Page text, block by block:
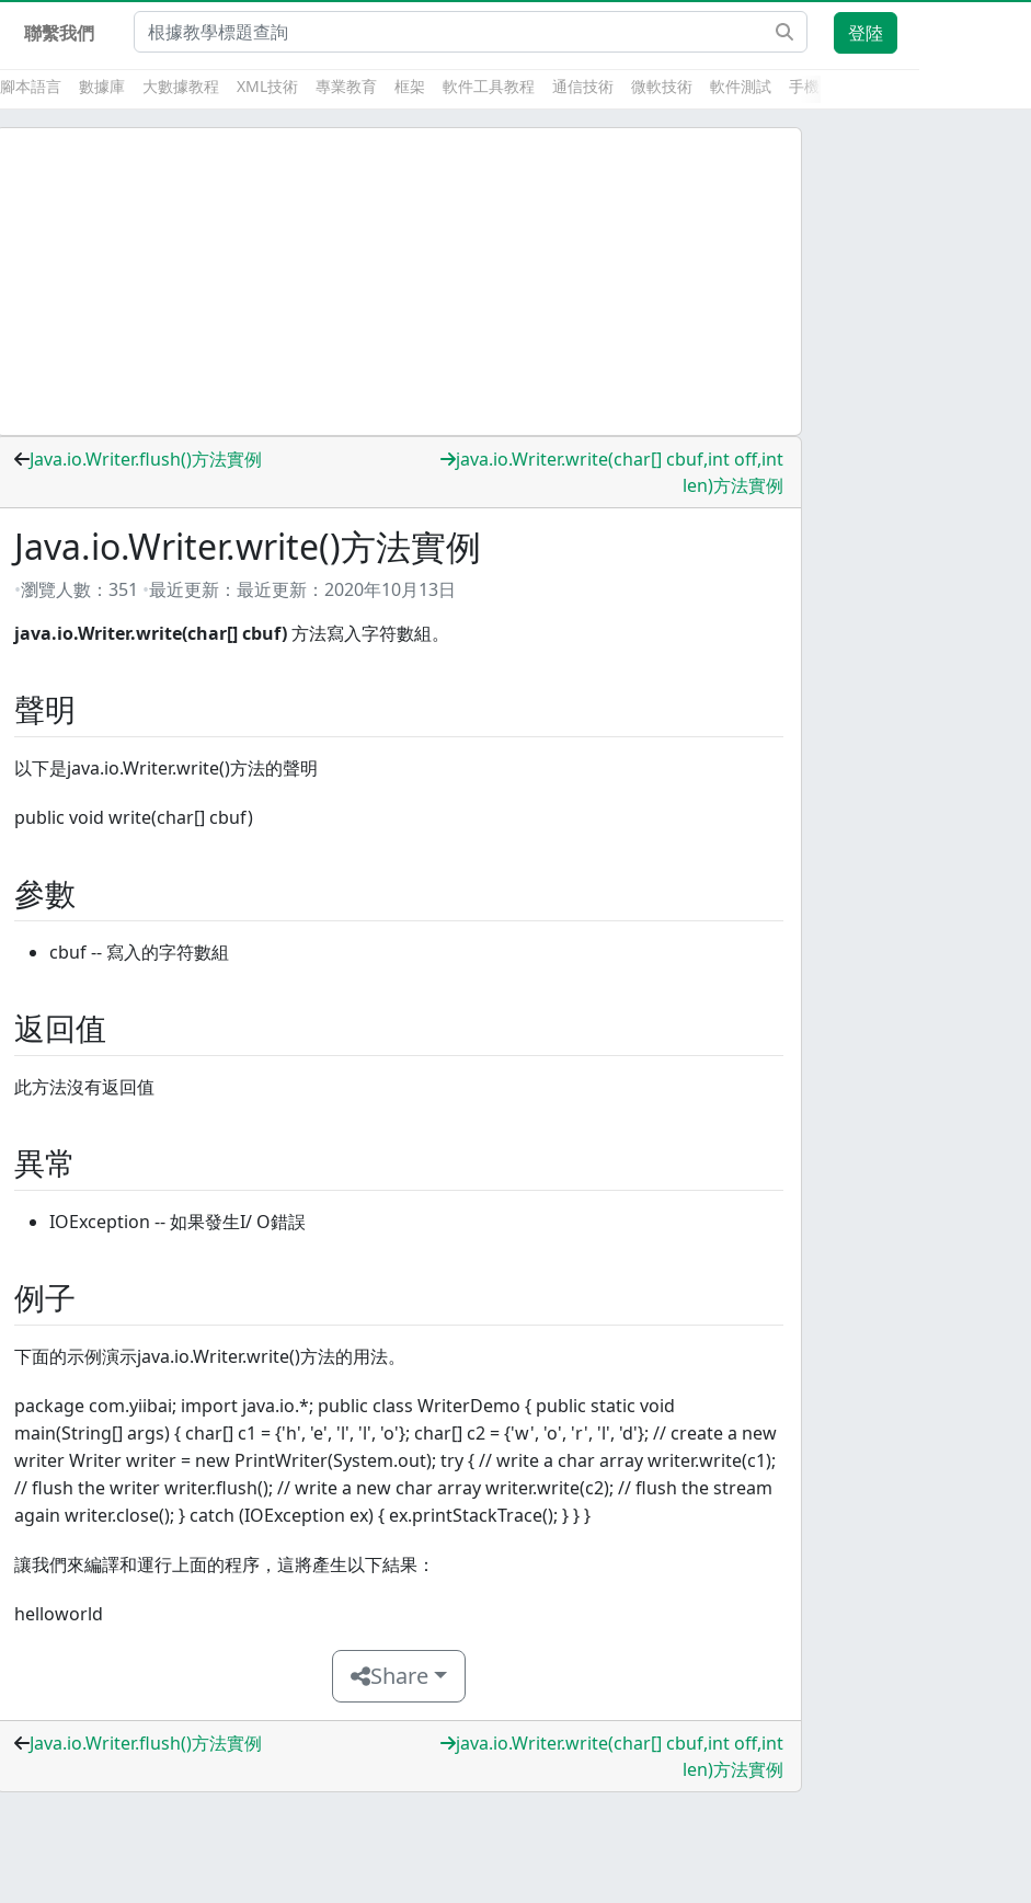
聯繫我們 登陸
腳本語言 數據庫 大數據教程 XML技術 專業教育 框架 軟件工具教程 通信技術 微軟技術 軟件測試 手機開發
Java.io.Writer.flush()方法實例
java.io.Writer.write(char[] cbuf,int off,int
len)方法實例
Java.io.Writer.write()方法實例
瀏覽人數： 351 最近更新： 最近更新： 2020年10月13日
java.io.Writer.write(char[] cbuf)方法寫入字符數組。
聲明
以下是java.io.Writer.write()方法的聲明
public void write(char[] cbuf)
參數
cbuf -- 寫入的字符數組
返回值
此方法沒有返回值
異常
IOException -- 如果發生I/ O錯誤
例子
下面的示例演示java.io.Writer.write()方法的用法。
package com.yiibai; import java.io.*; public class WriterDemo { public static void
main(String[] args) { char[] c1 = {'h', 'e', 'l', 'l', 'o'}; char[] c2 = {'w', 'o', 'r', 'l', 'd'}; // create a new
writer Writer writer = new PrintWriter(System.out); try { // write a char array writer.write(c1);
// flush the writer writer.flush(); // write a new char array writer.write(c2); // flush the stream
again writer.close(); } catch (IOException ex) { ex.printStackTrace(); } } }
讓我們來編譯和運行上面的程序，這將產生以下結果：
helloworld
Share
Java.io.Writer.flush()方法實例
java.io.Writer.write(char[] cbuf,int off,int
len)方法實例